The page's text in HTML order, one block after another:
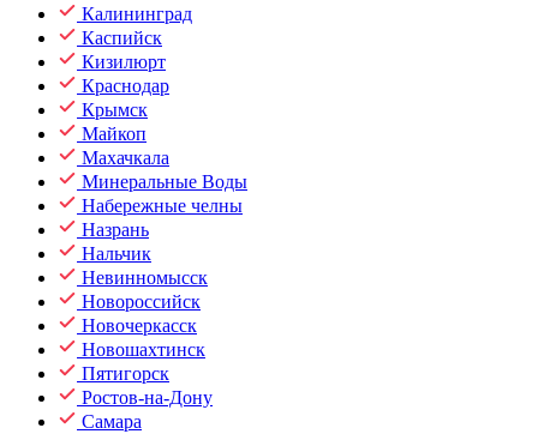
Калининград
Каспийск
Кизилюрт
Краснодар
Крымск
Майкоп
Махачкала
Минеральные Воды
Набережные челны
Назрань
Нальчик
Невинномысск
Новороссийск
Новочеркасск
Новошахтинск
Пятигорск
Ростов-на-Дону
Самара